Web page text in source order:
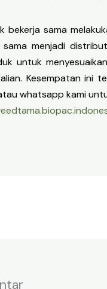
bekerja sama
sama menjadi
untuk
Kesempatan ini
whatsapp kami